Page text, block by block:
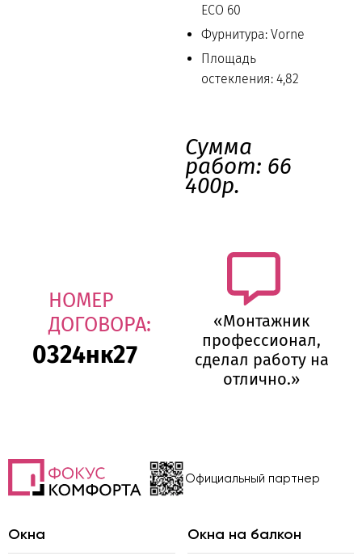
ECO 60
Фурнитура: Vorne
Площадь
остекления: 4,82
Сумма
работ: 66
400р.
НОМЕР
ДОГОВОРА:
0324нк27
«Монтажник
профессионал,
сделал работу на
отлично.»
Официальный партнер
Окна Окна на балкон